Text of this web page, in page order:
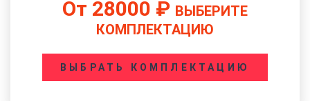
От 28000 ₽ ВЫБЕРИТЕ
КОМПЛЕКТАЦИЮ
ВЫБРАТЬ КОМПЛЕКТАЦИЮ